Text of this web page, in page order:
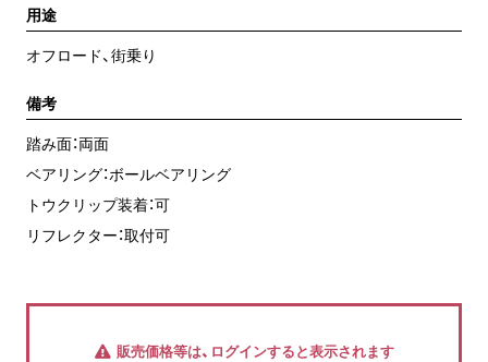
用途
オフロード、街乗り
備考
踏み面：両面
ベアリング：ボールベアリング
トウクリップ装着：可
リフレクター：取付可
販売価格等は、ログインすると表示されます